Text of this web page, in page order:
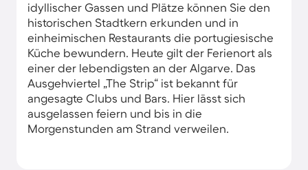
idyllischer Gassen und Plätze können Sie den
historischen Stadtkern erkunden und in
einheimischen Restaurants die portugiesische
Küche bewundern. Heute gilt der Ferienort als
einer der lebendigsten an der Algarve. Das
Ausgehviertel „The Strip“ ist bekannt für
angesagte Clubs und Bars. Hier lässt sich
ausgelassen feiern und bis in die
Morgenstunden am Strand verweilen.